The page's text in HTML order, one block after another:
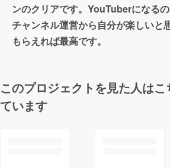
ンのクリアです。YouTuberになる
チャンネル運営から自分が楽しいと
もらえれば最高です。
このプロジェクトを見た人は
ています